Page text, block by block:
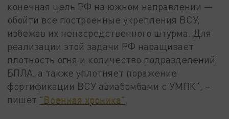
конечная цель РФ на южном направлении —
обойти все построенные укрепления ВСУ,
избежав их непосредственного штурма. Для
реализации этой задачи РФ наращивает
плотность огня и количество подразделений
БПЛА, а также уплотняет поражение
фортификации ВСУ авиабомбами с УМПК", –
пишет "Военная хроника"